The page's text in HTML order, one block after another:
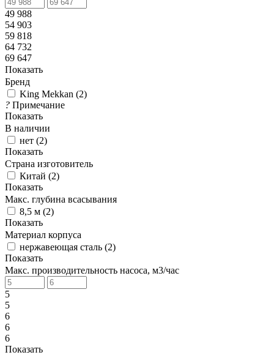
49 988
54 903
59 818
64 732
69 647
Показать
Бренд
King Mekkan (2)
? Примечание
Показать
В наличии
нет (2)
Показать
Страна изготовитель
Китай (2)
Показать
Макс. глубина всасывания
8,5 м (2)
Показать
Материал корпуса
нержавеющая сталь (2)
Показать
Макс. производительность насоса, м3/час
5
5
6
6
6
Показать